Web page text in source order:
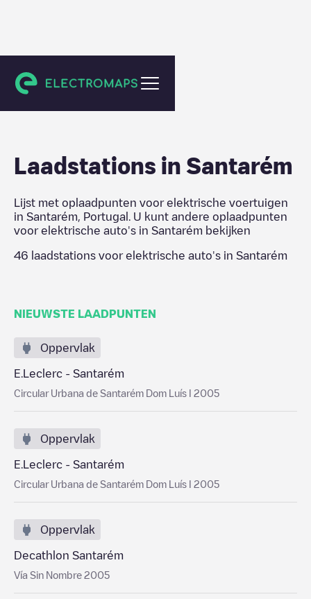
Santarém
Laadstations in Santarém
Lijst met oplaadpunten voor elektrische voertuigen
in Santarém Portugal
. U kunt andere oplaadpunten
voor elektrische auto's in Santarém bekijken
46 laadstations voor elektrische auto's in Santarém
NIEUWSTE LAADPUNTEN
Oppervlak
E.Leclerc - Santarém
Circular Urbana de Santarém Dom Luís I 2005
Oppervlak
E.Leclerc - Santarém
Circular Urbana de Santarém Dom Luís I 2005
Oppervlak
Decathlon Santarém
Vía Sin Nombre 2005